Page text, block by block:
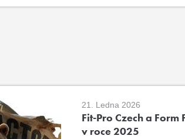
21. Ledna 2026
Fit-Pro Czech a Form
v roce 2025